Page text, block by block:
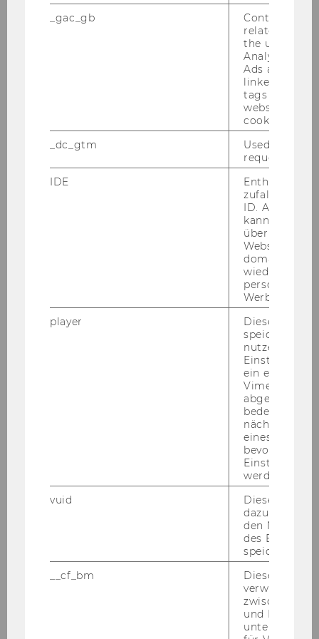
Oktober 2020
November 2020
März 2021
Mitteilungsblatt vom 01. Juli 2021, 45. Stück
Mitteilungsblatt vom 07. Juli 2021, 46. Stück
Mitteilungsblatt vom 14. Juli 2021, 47. Stück
Mitteilungsblatt vom 21. Juli 2021, 48. Stück
Mitteilungsblatt vom 28. Juli 2021, 49. Stück
_gac_gb
Contains
related
the user. If
Analytics and
Ads accounts
linked, the
tags on the
website read
cookie.
_dc_gtm
Used to
request rate.
IDE
Enthält eine
ID. Anhand
kann Google
über
Websites
Werbung
player
Dieses Cookie
speichert
ein
Vimeo-Video
abgespielt
bedeutet,
nächsten
eines Vimeo-
bevorzugten
werden.
vuid
Dieser
dazu
den
des
speichern.
__cf_bm
Dieses
verwendet,
zwischen
und Bots zu